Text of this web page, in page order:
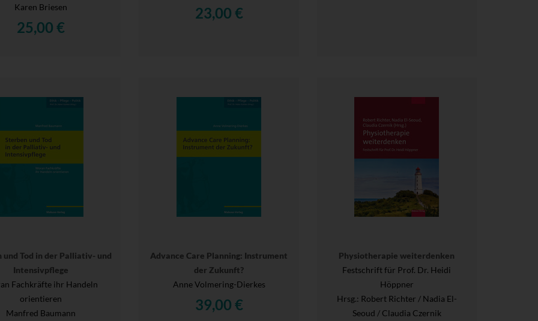
Karen Briesen
25,00 €
23,00 €
und Tod in der Palliativ- und
Intensivpflege
Fachkräfte ihr Handeln
orientieren
Manfred Baumann
Advance Care Planning: Instrument
der Zukunft?
Anne Volmering-Dierkes
39,00 €
Physiotherapie weiterdenken
Festschrift für Prof. Dr. Heidi
Höppner
Hrsg.: Robert Richter / Nadia El-
Seoud / Claudia Czernik